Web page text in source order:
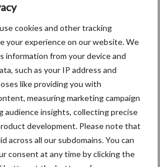
use cookies and other tracking
your experience on our website. We
information from your device and
such as your IP address and
like providing you with
measuring marketing campaign
audience insights, collecting precise
development. Please note that
across all our subdomains. You can
consent at any time by clicking the
dat NedTrain ter beschikking
uitging van de werkelijke
ad 29 miljoen euro. Wat NedTrain
vermelde, was dat dit bedrag
van het aantal uren dat de vijf
dat moment inzette om de afgesproken
omdat leegloopuren en pauzes niet
werd in sommige gevallen